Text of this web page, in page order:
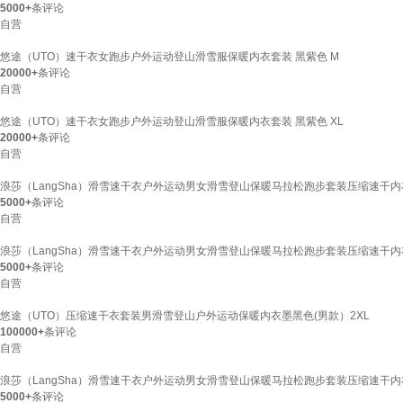
5000+条评论
自营
悠途（UTO）速干衣女跑步户外运动登山滑雪服保暖内衣套装 黑紫色 M
20000+条评论
自营
悠途（UTO）速干衣女跑步户外运动登山滑雪服保暖内衣套装 黑紫色 XL
20000+条评论
自营
浪莎（LangSha）滑雪速干衣户外运动男女滑雪登山保暖马拉松跑步套装压缩速干
5000+条评论
自营
浪莎（LangSha）滑雪速干衣户外运动男女滑雪登山保暖马拉松跑步套装压缩速干
5000+条评论
自营
悠途（UTO）压缩速干衣套装男滑雪登山户外运动保暖内衣墨黑色(男款）2XL
100000+条评论
自营
浪莎（LangSha）滑雪速干衣户外运动男女滑雪登山保暖马拉松跑步套装压缩速干
5000+条评论